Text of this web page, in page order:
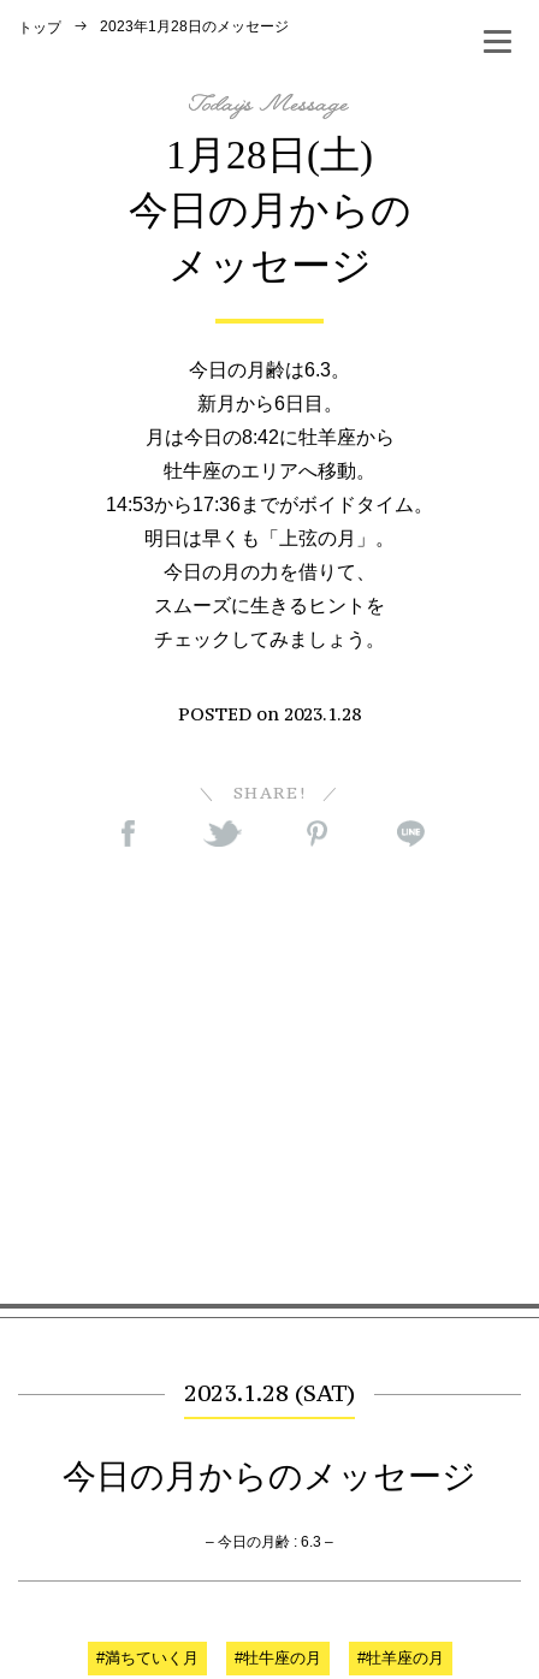
トップ 2023年1月28日のメッセージ
1月28日(土)
今日の月からの
メッセージ
今日の月齢は6.3。
新月から6日目。
月は今日の8:42に牡羊座から
牡牛座のエリアへ移動。
14:53から17:36までがボイドタイム。
明日は早くも「上弦の月」。
今日の月の力を借りて、
スムーズに生きるヒントを
チェックしてみましょう。
POSTED on 2023.1.28
SHARE!
2023.1.28 (SAT)
今日の月からのメッセージ
– 今日の月齢 : 6.3 –
#満ちていく月 #牡牛座の月 #牡羊座の月